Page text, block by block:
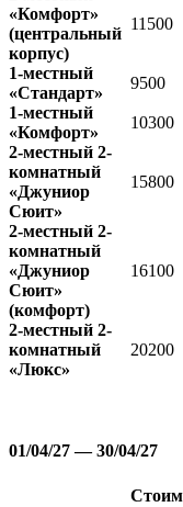
«Комфорт»
(центральный
корпус)
11500
1-местный
«Стандарт»
9500
1-местный
«Комфорт»
10300
2-местный 2-
комнатный
«Джуниор
Сюит»
15800
2-местный 2-
комнатный
«Джуниор
Сюит»
(комфорт)
16100
2-местный 2-
комнатный
«Люкс»
20200
01/04/27 — 30/04/27